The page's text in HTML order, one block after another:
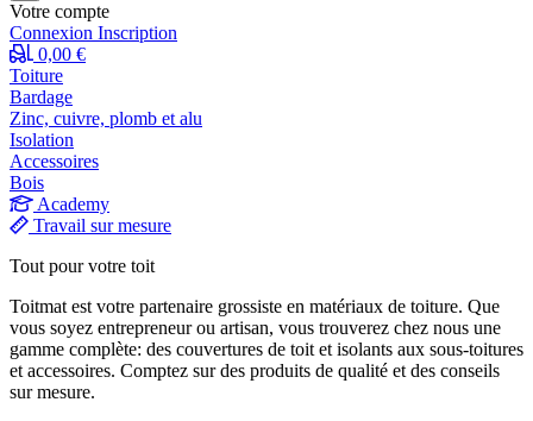
Votre compte
Connexion Inscription
0,00 €
Toiture
Bardage
Zinc, cuivre, plomb et alu
Isolation
Accessoires
Bois
Academy
Travail sur mesure
Tout pour votre toit
Toitmat est votre partenaire grossiste en matériaux de toiture. Que
vous soyez entrepreneur ou artisan, vous trouverez chez nous une
gamme complète: des couvertures de toit et isolants aux sous-toitures
et accessoires. Comptez sur des produits de qualité et des conseils
sur mesure.